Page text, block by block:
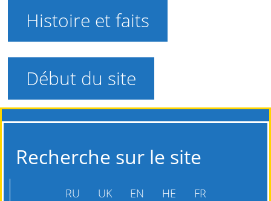
Histoire et faits
Début du site
Recherche sur le site
RU UK EN HE FR